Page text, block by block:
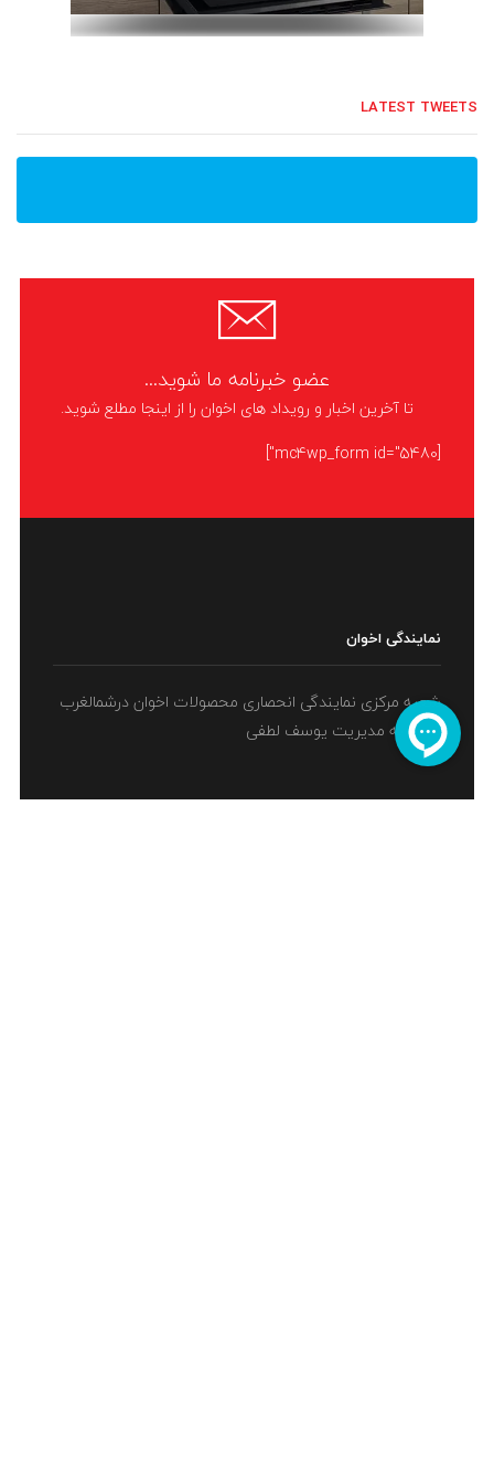
LATEST TWEETS
عضو خبرنامه ما شوید...
تا آخرین اخبار و رویداد های اخوان را از اینجا مطلع شوید.
[mc4wp_form id="5480"]
نمایندگی اخوان
شعبه مرکزی نمایندگی انحصاری محصولات اخوان درشمالغرب
کشور به مدیریت یوسف لطفی